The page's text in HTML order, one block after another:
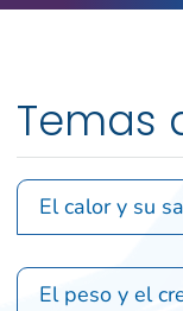
Temas
El calor y su
El peso y el